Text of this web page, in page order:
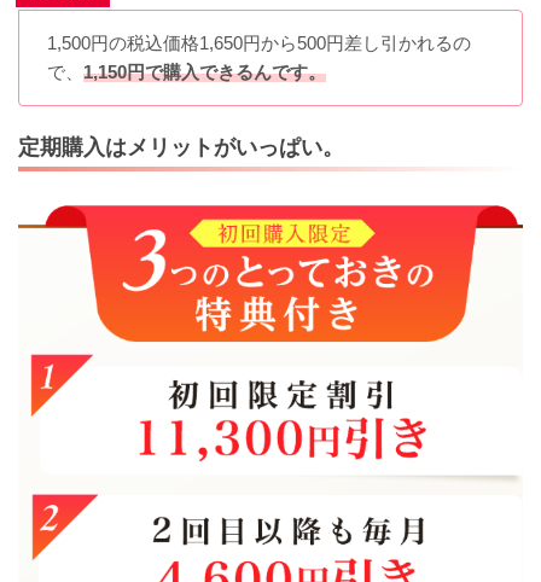
1,500円の税込価格1,650円から500円差し引かれるの
で、 1,150円で購入できるんです。
定期購入はメリットがいっぱい。